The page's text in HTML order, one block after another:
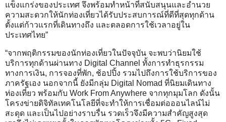
แข็งแกร่งของประเทศ จึงพร้อมทำหน้าที่สนับสนุนและอำนวย
ความสะดวกให้นักท่องเที่ยวได้รับประสบการณ์ที่ดีที่สุดทุกด้าน
ตั้งแต่ก้าวแรกที่เดินทางถึง และตลอดการใช้เวลาอยู่ใน
ประเทศไทย”
“จากพฤติกรรมของนักท่องเที่ยวในปัจจุบัน จะพบว่านิยมใช้
บริการทุกด้านผ่านทาง Digital Channel ทั้งการทำธุรกรรม
ทางการเงิน, การจองที่พัก, ช้อปปิ้ง รวมไปถึงการใช้บริการของ
ภาครัฐเอง นอกจากนี้ ยังมีกลุ่ม Digital Nomad ที่นิยมเดินทาง
ท่องเที่ยว พร้อมกับ Work From Anywhere จากทุกมุมโลก ดังนั้น
โครงข่ายดิจิทัลเทคโนโลยีที่จะทำให้การเชื่อมต่อออนไลน์ไม่
สะดุด และเป็นไปอย่างราบรื่น รวดเร็วจึงมีความสำคัญสูงสุด